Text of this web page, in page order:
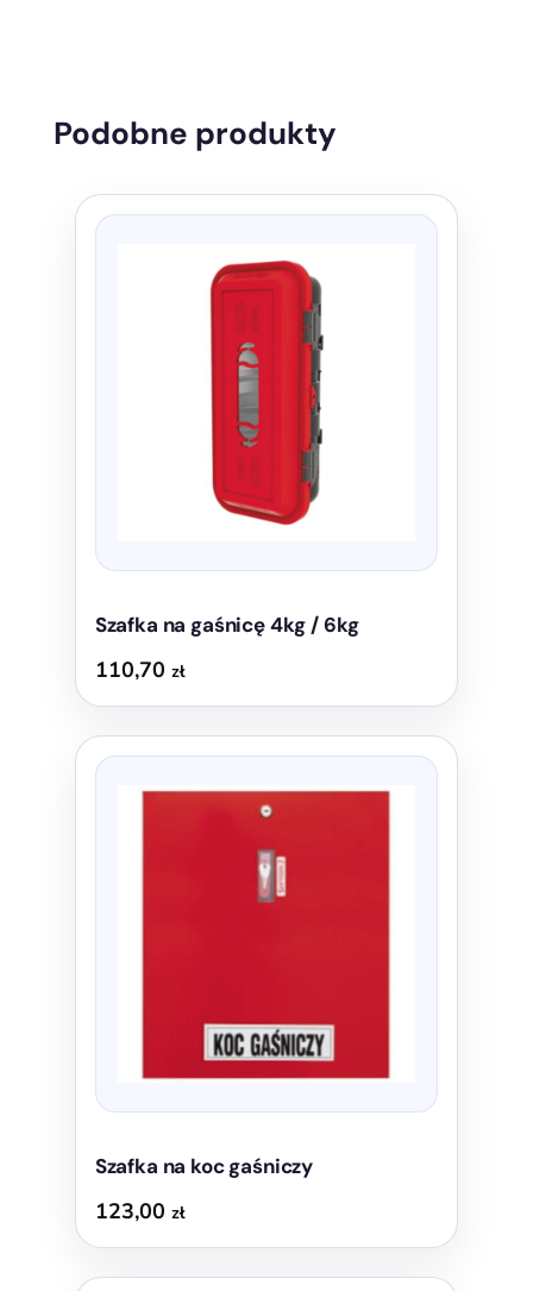
Podobne produkty
Szafka na gaśnicę 4kg / 6kg
110,70 zł
Szafka na koc gaśniczy
123,00 zł